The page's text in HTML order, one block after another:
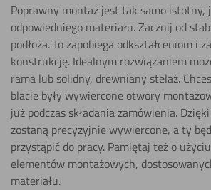
Poprawny montaż jest tak samo istotny,
odpowiedniego materiału. Zacznij od
podłoża. To zapobiega odkształceniom i
konstrukcję. Idealnym rozwiązaniem
rama lub solidny, drewniany stelaż.
blacie były wywiercone otwory
już podczas składania zamówienia.
zostaną precyzyjnie wywiercone, a ty
przystąpić do pracy. Pamiętaj też o
elementów montażowych,
materiału.